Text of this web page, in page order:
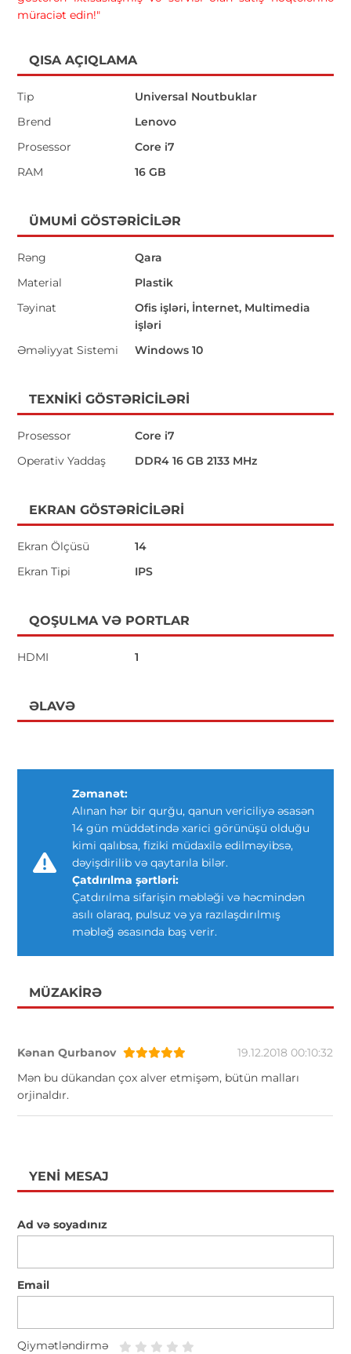
müraciət edin!"
QISA AÇIQLAMA
Tip
Universal Noutbuklar
Brend
Lenovo
Prosessor
Core i7
RAM
16 GB
ÜMUMI GÖSTƏRICILƏR
Rəng
Qara
Material
Plastik
Təyinat
Ofis işləri, İnternet, Multimedia
işləri
Əməliyyat Sistemi
Windows 10
TEXNIKI GÖSTƏRICILƏRI
Prosessor
Core i7
Operativ Yaddaş
DDR4 16 GB 2133 MHz
EKRAN GÖSTƏRICILƏRI
Ekran Ölçüsü
14
Ekran Tipi
IPS
QOŞULMA VƏ PORTLAR
HDMI 1
ƏLAVƏ
Zəmanət:
Alınan hər bir qurğu, qanun vericiliyə əsasən
14 gün müddətində xarici görünüşü olduğu
kimi qalıbsa, fiziki müdaxilə edilməyibsə,
dəyişdirilib və qaytarıla bilər.
Çatdırılma şərtləri:
Çatdırılma sifarişin məbləği və həcmindən
asılı olaraq, pulsuz və ya razılaşdırılmış
məbləğ əsasında baş verir.
MÜZAKIRƏ
Kənan Qurbanov
19.12.2018 00:10:32
Mən bu dükandan çox alver etmişəm, bütün malları
orjinaldır.
YENI MESAJ
Ad və soyadınız
Email
Qiymətləndirmə